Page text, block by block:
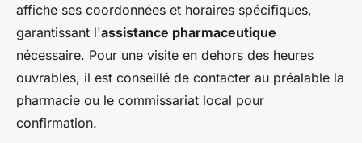
affiche ses coordonnées et horaires spécifiques,
garantissant l'assistance pharmaceutique
nécessaire. Pour une visite en dehors des heures
ouvrables, il est conseillé de contacter au préalable la
pharmacie ou le commissariat local pour
confirmation.